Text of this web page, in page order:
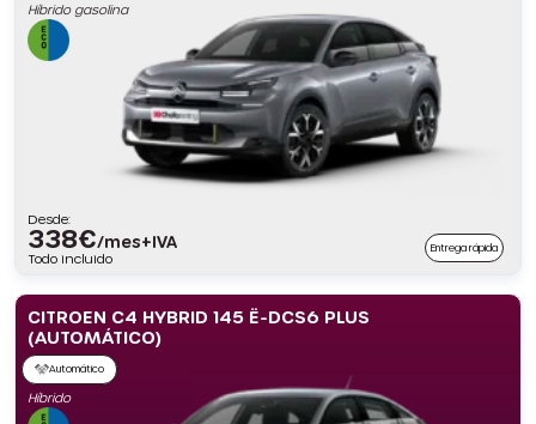
Híbrido gasolina
Desde:
338€/mes+IVA
Todo incluido
Entrega rápida
CITROEN C4 HYBRID 145 Ë-DCS6 PLUS
(AUTOMÁTICO)
Automático
Híbrido